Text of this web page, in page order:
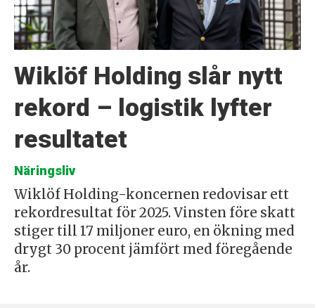
Wiklöf Holding slår nytt
rekord – logistik lyfter
resultatet
Näringsliv
Wiklöf Holding-koncernen redovisar ett
rekordresultat för 2025. Vinsten före skatt
stiger till 17 miljoner euro, en ökning med
drygt 30 procent jämfört med föregående
år.